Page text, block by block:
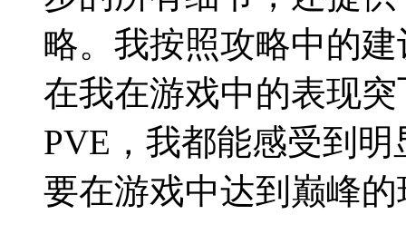
略。我按照攻略中的
在我在游戏中的表现
PVE，我都能感受到
要在游戏中达到巅峰